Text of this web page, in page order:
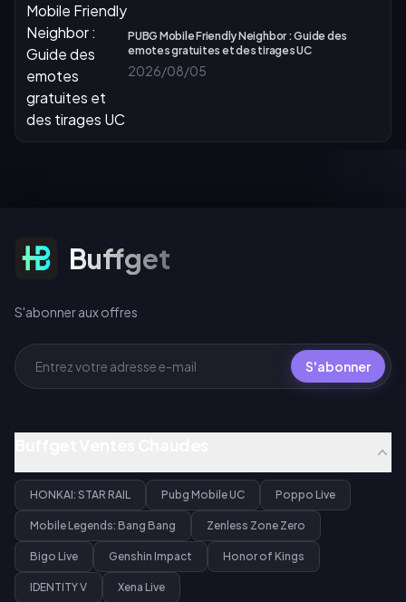
PUBG Mobile Friendly Neighbor : Guide des
emotes gratuites et des tirages UC
2026/08/05
S'abonner aux offres
Buffget
S'abonner aux offres
S'abonner
HONKAI: STAR RAIL Pubg Mobile UC Poppo Live
Mobile Legends: Bang Bang Zenless Zone Zero
Bigo Live Genshin Impact Honor of Kings
IDENTITY V Xena Live